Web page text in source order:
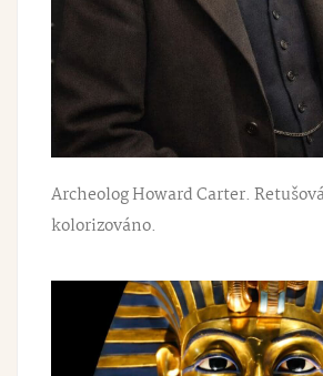
Archeolog Howard Carter.
kolorizováno.